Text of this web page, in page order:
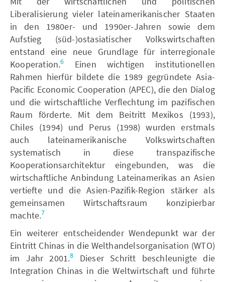
Liberalisierung vieler lateinamerikanischer Staaten
in den 1980er- und 1990er-Jahren sowie dem
Aufstieg (süd-)ostasiatischer Volkswirtschaften
entstand eine neue Grundlage für interregionale
Kooperation.6
Einen wichtigen institutionellen
Rahmen hierfür bildete die 1989 gegründete Asia-
Pacific Economic Cooperation (APEC), die den Dialog
und die wirtschaftliche Verflechtung im pazifischen
Raum förderte. Mit dem Beitritt Mexikos (1993),
Chiles (1994) und Perus (1998) wurden erstmals
auch lateinamerikanische Volkswirtschaften
systematisch in diese transpazifische
Kooperationsarchitektur eingebunden, was die
wirtschaftliche Anbindung Lateinamerikas an Asien
vertiefte und die Asien-Pazifik-Region stärker als
gemeinsamen Wirtschaftsraum konzipierbar
machte.7
Ein weiterer entscheidender Wendepunkt war der
Eintritt Chinas in die Welthandelsorganisation (WTO)
im Jahr 2001.8
Dieser Schritt beschleunigte die
Integration Chinas in die Weltwirtschaft und führte